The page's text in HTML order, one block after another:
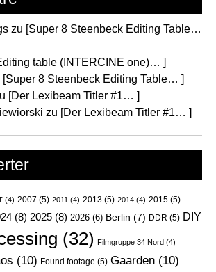
zu [Super 8 Steenbeck Editing Table…
table (INTERCINE one)… ]
[Super 8 Steenbeck Editing Table… ]
[Der Lexibeam Titler #1… ]
zu [Der Lexibeam Titler #1… ]
(4) 2007 (5) 2011 (4) 2013 (5) 2014 (4) 2015 (5)
(8) 2025 (8) 2026 (6) Berlin (7) DDR (5) DIY
(32) Filmgruppe 34 Nord (4)
(10) Found footage (5) Gaarden (10)